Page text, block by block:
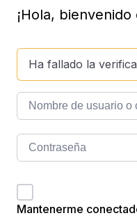
¡Hola,
Ha fallado la
Mantenerme